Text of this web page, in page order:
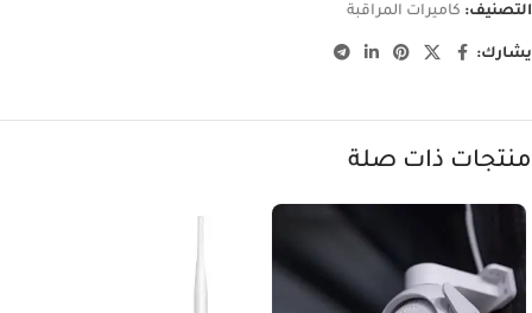
التصنيف: كاميرات المراقبة
يشارك:
منتجات ذات صلة